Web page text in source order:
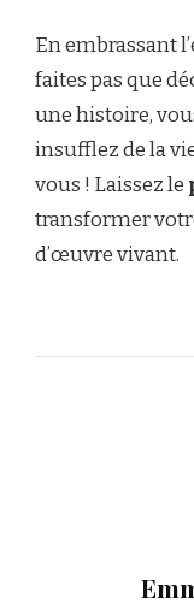
En embrassant
faites pas que
une histoire,
insufflez de la
vous ! Laissez le
transformer
d’œuvre vivant.